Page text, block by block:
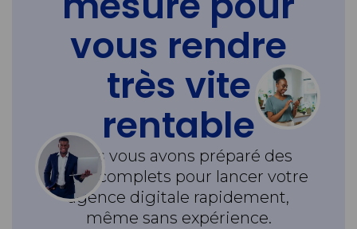
vous rendre
très vite
rentable
Nous vous avons préparé des
packs complets pour lancer votre
agence digitale rapidement,
même sans expérience.